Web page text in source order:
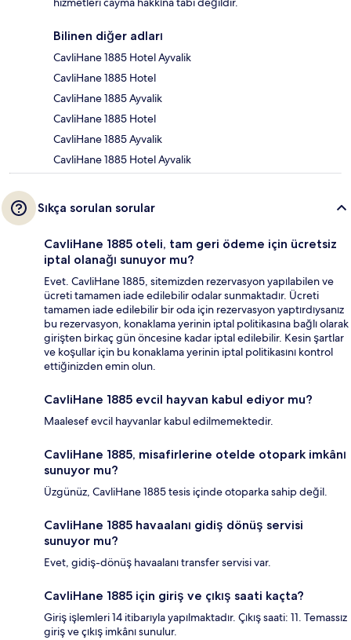
Bilinen diğer adları
CavliHane 1885 Hotel Ayvalik
CavliHane 1885 Hotel
CavliHane 1885 Ayvalik
CavliHane 1885 Hotel
CavliHane 1885 Ayvalik
CavliHane 1885 Hotel Ayvalik
Sıkça sorulan sorular
CavliHane 1885 oteli, tam geri ödeme için ücretsiz
iptal olanağı sunuyor mu?
Evet. CavliHane 1885, sitemizden rezervasyon yapılabilen ve
ücreti tamamen iade edilebilir odalar sunmaktadır. Ücreti
tamamen iade edilebilir bir oda için rezervasyon yaptırdıysanız
bu rezervasyon, konaklama yerinin iptal politikasına bağlı olarak
girişten birkaç gün öncesine kadar iptal edilebilir. Kesin şartlar
ve koşullar için bu konaklama yerinin iptal politikasını kontrol
ettiğinizden emin olun.
CavliHane 1885 evcil hayvan kabul ediyor mu?
Maalesef evcil hayvanlar kabul edilmemektedir.
CavliHane 1885, misafirlerine otelde otopark imkânı
sunuyor mu?
Üzgünüz, CavliHane 1885 tesis içinde otoparka sahip değil.
CavliHane 1885 havaalanı gidiş dönüş servisi
sunuyor mu?
Evet, gidiş-dönüş havaalanı transfer servisi var.
CavliHane 1885 için giriş ve çıkış saati kaçta?
Giriş işlemleri 14 itibarıyla yapılmaktadır. Çıkış saati: 11. Temassız
giriş ve çıkış imkânı sunulur.